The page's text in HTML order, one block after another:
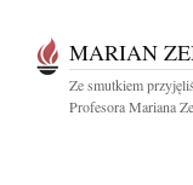
MARIAN
Ze smutkiem
Profesora Mariana